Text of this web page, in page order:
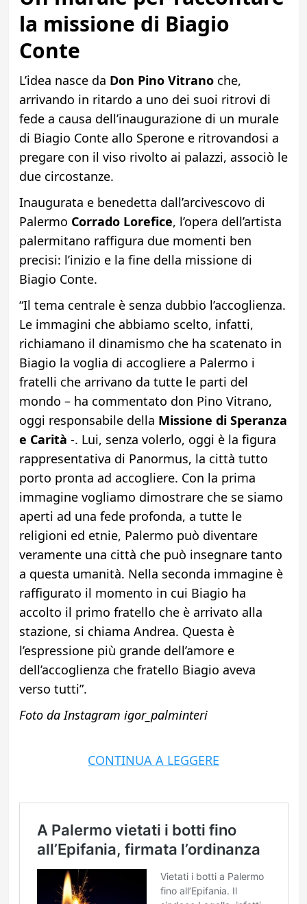
la missione di Biagio
Conte
L’idea nasce da Don Pino Vitranoche,
arrivando in ritardo a uno dei suoi ritrovi di
fede a causa dell’inaugurazione di un murale
di Biagio Conte allo Sperone e ritrovandosi a
pregare con il viso rivolto ai palazzi, associò le
due circostanze.
Inaugurata e benedetta dall’arcivescovo di
Palermo Corrado Lorefice, l’opera dell’artista
palermitano raffigura due momenti ben
precisi: l’inizio e la fine della missione di
Biagio Conte.
“Il tema centrale è senza dubbio l’accoglienza.
Le immagini che abbiamo scelto, infatti,
richiamano il dinamismo che ha scatenato in
Biagio la voglia di accogliere a Palermo i
fratelli che arrivano da tutte le parti del
mondo – ha commentato don Pino Vitrano,
oggi responsabile della Missione di Speranza
e Carità -. Lui, senza volerlo, oggi è la figura
rappresentativa di Panormus, la città tutto
porto pronta ad accogliere. Con la prima
immagine vogliamo dimostrare che se siamo
aperti ad una fede profonda, a tutte le
religioni ed etnie, Palermo può diventare
veramente una città che può insegnare tanto
a questa umanità. Nella seconda immagine è
raffigurato il momento in cui Biagio ha
accolto il primo fratello che è arrivato alla
stazione, si chiama Andrea. Questa è
l’espressione più grande dell’amore e
dell’accoglienza che fratello Biagio aveva
verso tutti”.
Foto da Instagram igor_palminteri
CONTINUA A LEGGERE